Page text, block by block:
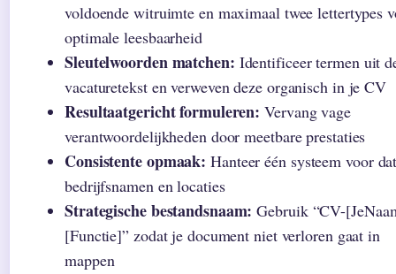
voldoende witruimte en maximaal twee lettertypes
optimale leesbaarheid
Sleutelwoorden matchen: Identificeer termen uit
vacaturetekst en verweven deze organisch in je CV
Resultaatgericht formuleren: Vervang vage
verantwoordelijkheden door meetbare prestaties
Consistente opmaak: Hanteer één systeem voor
bedrijfsnamen en locaties
Strategische bestandsnaam: Gebruik “CV-
[Functie]” zodat je document niet verloren gaat in
mappen